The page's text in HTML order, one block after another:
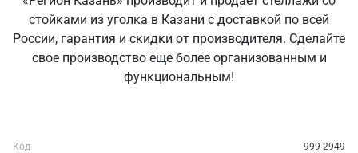
стойками из уголка в Казани с доставкой по всей
России, гарантия и скидки от производителя. Сделайте
свое производство еще более организованным и
функциональным!
Код
999-2949